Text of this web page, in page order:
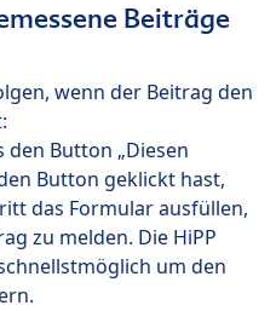
Beiträge
wenn der Beitrag den
Button „Diesen
Button geklickt hast,
das Formular ausfüllen,
zu melden. Die HiPP
um den